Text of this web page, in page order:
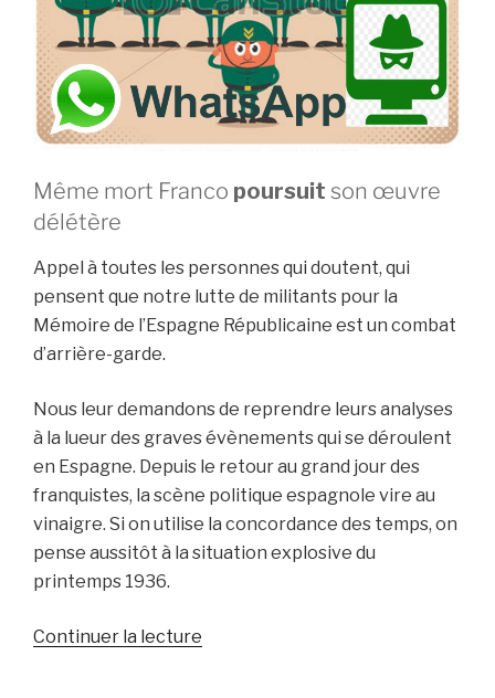
Même mort Franco poursuit son œuvre
délétère
Appel à toutes les personnes qui doutent, qui
pensent que notre lutte de militants pour la
Mémoire de l’Espagne Républicaine est un combat
d’arrière-garde.
Nous leur demandons de reprendre leurs analyses
à la lueur des graves évènements qui se déroulent
en Espagne. Depuis le retour au grand jour des
franquistes, la scène politique espagnole vire au
vinaigre. Si on utilise la concordance des temps, on
pense aussitôt à la situation explosive du
printemps 1936.
Continuer la lecture